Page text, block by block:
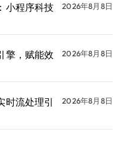
小程序科技
2026年8月8日
擎，赋能效
2026年8月8日
时流处理引
2026年8月8日